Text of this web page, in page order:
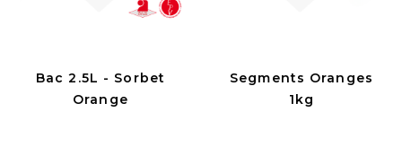
Bac 2.5L - Sorbet
Orange
Segments Oranges
1kg